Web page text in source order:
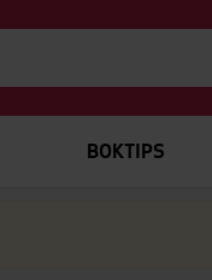
BOKTIPS